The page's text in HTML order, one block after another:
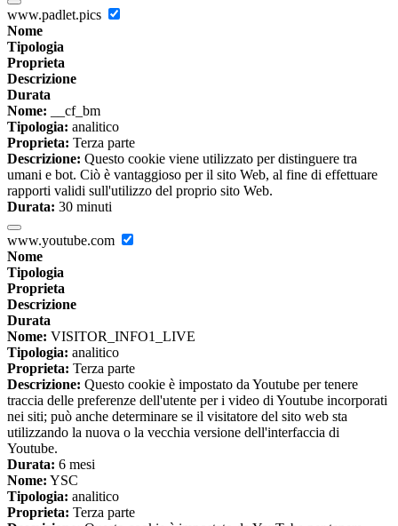
www.padlet.pics
Nome
Tipologia
Proprieta
Descrizione
Durata
Nome: __cf_bm
Tipologia: analitico
Proprieta: Terza parte
Descrizione: Questo cookie viene utilizzato per distinguere tra
umani e bot. Ciò è vantaggioso per il sito Web, al fine di effettuare
rapporti validi sull'utilizzo del proprio sito Web.
Durata: 30 minuti
www.youtube.com
Nome
Tipologia
Proprieta
Descrizione
Durata
Nome: VISITOR_INFO1_LIVE
Tipologia: analitico
Proprieta: Terza parte
Descrizione: Questo cookie è impostato da Youtube per tenere
traccia delle preferenze dell'utente per i video di Youtube incorporati
nei siti; può anche determinare se il visitatore del sito web sta
utilizzando la nuova o la vecchia versione dell'interfaccia di
Youtube.
Durata: 6 mesi
Nome: YSC
Tipologia: analitico
Proprieta: Terza parte